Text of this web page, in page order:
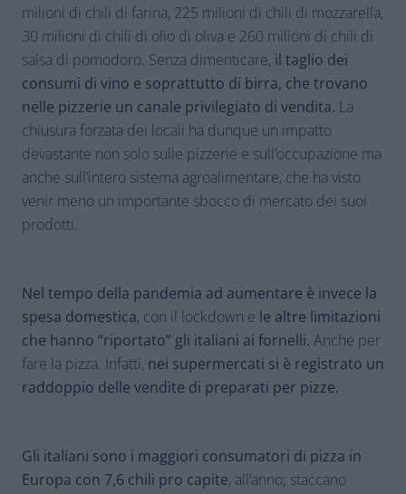
milioni di chili di farina, 225 milioni di chili di mozzarella,
30 milioni di chili di olio di oliva e 260 milioni di chili di
salsa di pomodoro. Senza dimenticare, il taglio dei
consumi di vino e soprattutto di birra, che trovano
nelle pizzerie un canale privilegiato di vendita. La
chiusura forzata dei locali ha dunque un impatto
devastante non solo sulle pizzerie e sull’occupazione ma
anche sull’intero sistema agroalimentare, che ha visto
venir meno un importante sbocco di mercato dei suoi
prodotti.
Nel tempo della pandemia ad aumentare è invece la
spesa domestica, con il lockdown e le altre limitazioni
che hanno “riportato” gli italiani ai fornelli. Anche per
fare la pizza. Infatti, nei supermercati si è registrato un
raddoppio delle vendite di preparati per pizze.
Gli italiani sono i maggiori consumatori di pizza in
Europa con 7,6 chili pro capite, all’anno; staccano